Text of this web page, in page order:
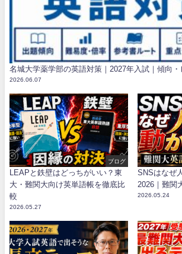
名城大学薬学部の英語対策｜2027年入試｜傾向・
2026.06.07
ブログ
LEAPと鉄壁はどっちがいい？東
大・難関大向け英単語帳を徹底比
較
2026.05.27
SNSはなぜ
2026｜難関
2026.05.24